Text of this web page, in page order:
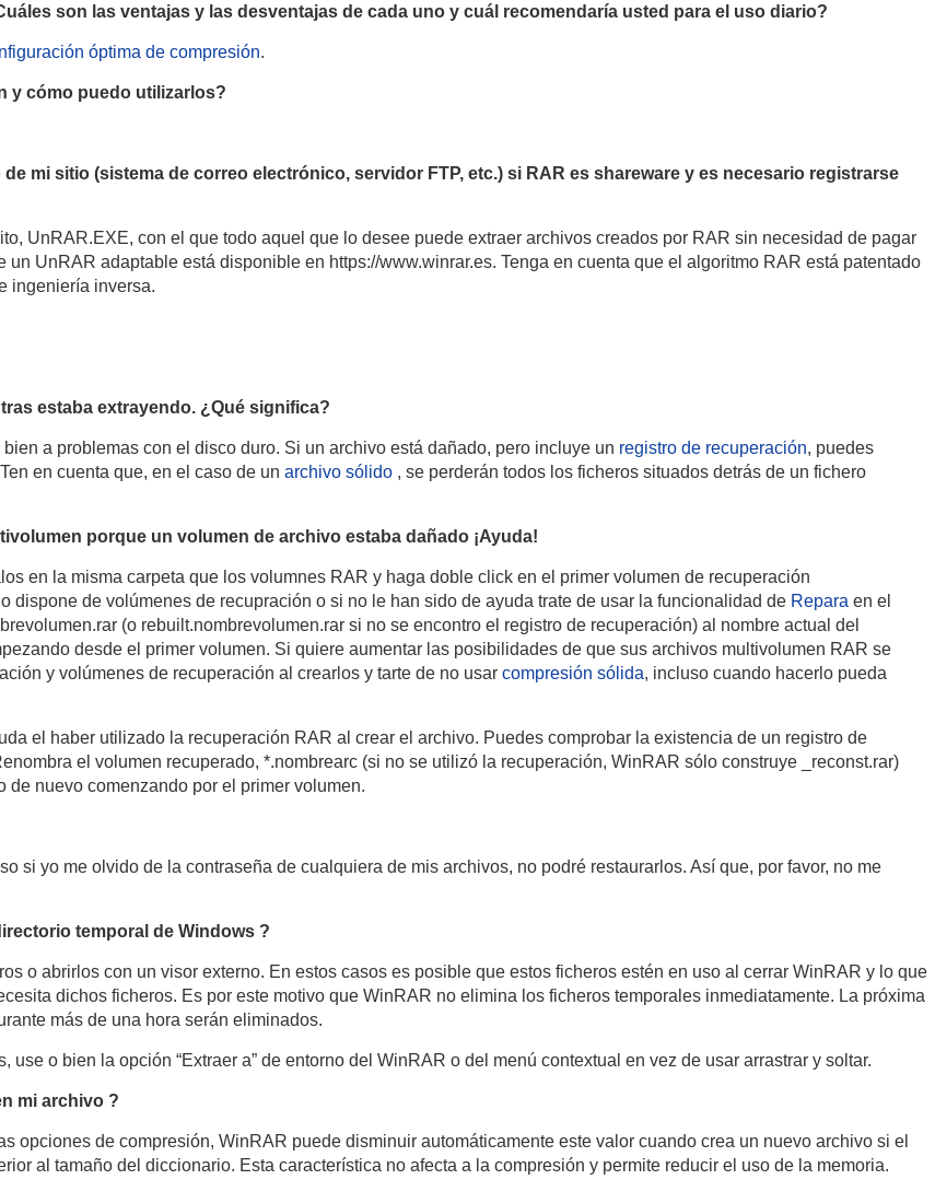
son las ventajas y las desventajas de cada uno y cuál recomendaría usted para el uso diario?
óptima de compresión.
y cómo puedo utilizarlos?
mi sitio (sistema de correo electrónico, servidor FTP, etc.) si RAR es shareware y es necesario registrarse
UnRAR.EXE, con el que todo aquel que lo desee puede extraer archivos creados por RAR sin necesidad de pagar
UnRAR adaptable está disponible en https://www.winrar.es. Tenga en cuenta que el algoritmo RAR está patentado
ingeniería inversa.
estaba extrayendo. ¿Qué significa?
a problemas con el disco duro. Si un archivo está dañado, pero incluye un registro de recuperación, puedes
en cuenta que, en el caso de un archivo sólido , se perderán todos los ficheros situados detrás de un fichero
porque un volumen de archivo estaba dañado ¡Ayuda!
en la misma carpeta que los volumnes RAR y haga doble click en el primer volumen de recuperación
de volúmenes de recupración o si no le han sido de ayuda trate de usar la funcionalidad de Repara en el
(o rebuilt.nombrevolumen.rar si no se encontro el registro de recuperación) al nombre actual del
desde el primer volumen. Si quiere aumentar las posibilidades de que sus archivos multivolumen RAR se
y volúmenes de recuperación al crearlos y tarte de no usar compresión sólida, incluso cuando hacerlo pueda
el haber utilizado la recuperación RAR al crear el archivo. Puedes comprobar la existencia de un registro de
el volumen recuperado, *.nombrearc (si no se utilizó la recuperación, WinRAR sólo construye _reconst.rar)
nuevo comenzando por el primer volumen.
si yo me olvido de la contraseña de cualquiera de mis archivos, no podré restaurarlos. Así que, por favor, no me
temporal de Windows ?
o abrirlos con un visor externo. En estos casos es posible que estos ficheros estén en uso al cerrar WinRAR y lo que
dichos ficheros. Es por este motivo que WinRAR no elimina los ficheros temporales inmediatamente. La próxima
más de una hora serán eliminados.
o bien la opción “Extraer a” de entorno del WinRAR o del menú contextual en vez de usar arrastrar y soltar.
mi archivo ?
opciones de compresión, WinRAR puede disminuir automáticamente este valor cuando crea un nuevo archivo si el
al tamaño del diccionario. Esta característica no afecta a la compresión y permite reducir el uso de la memoria.